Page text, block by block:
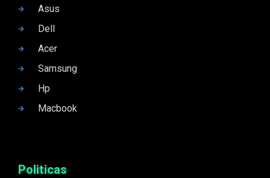
Asus
Dell
Acer
Samsung
Hp
Macbook
Politicas